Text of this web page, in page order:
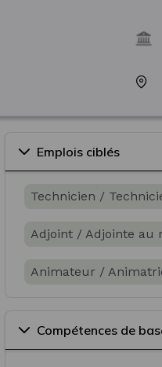
Emplois ciblés
Technicien /
Adjoint / Adjointe au
Animateur /
Coordinateur /
Compétences de